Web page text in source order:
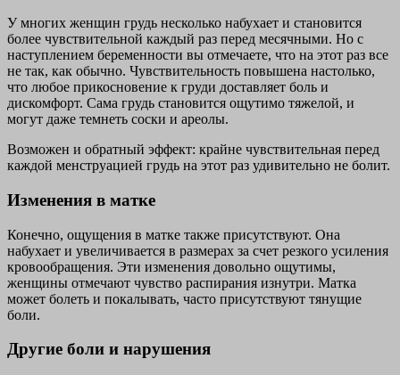
У многих женщин грудь несколько набухает и становится
более чувствительной каждый раз перед месячными. Но с
наступлением беременности вы отмечаете, что на этот раз все
не так, как обычно. Чувствительность повышена настолько,
что любое прикосновение к груди доставляет боль и
дискомфорт. Сама грудь становится ощутимо тяжелой, и
могут даже темнеть соски и ареолы.
Возможен и обратный эффект: крайне чувствительная перед
каждой менструацией грудь на этот раз удивительно не болит.
Изменения в матке
Конечно, ощущения в матке также присутствуют. Она
набухает и увеличивается в размерах за счет резкого усиления
кровообращения. Эти изменения довольно ощутимы,
женщины отмечают чувство распирания изнутри. Матка
может болеть и покалывать, часто присутствуют тянущие
боли.
Другие боли и нарушения